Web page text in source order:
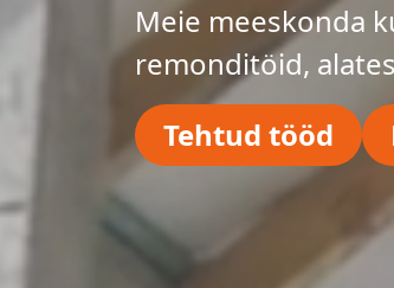
Meie meeskonda
remonditöid,
Tehtud tööd